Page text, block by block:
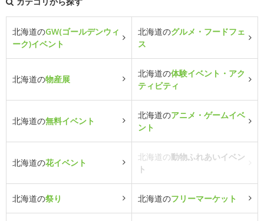
北海道のGW(ゴールデンウィ
ーク)イベント
北海道のグルメ・フードフェ
ス
北海道の物産展
北海道の体験イベント・アク
ティビティ
北海道の無料イベント
北海道のアニメ・ゲームイベ
ント
北海道の花イベント
北海道の動物ふれあいイベン
ト
北海道の祭り 北海道のフリーマーケット